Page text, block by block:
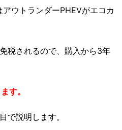
ウトランダーPHEVがエコカ
税されるので、購入から3年
す。
で説明します。